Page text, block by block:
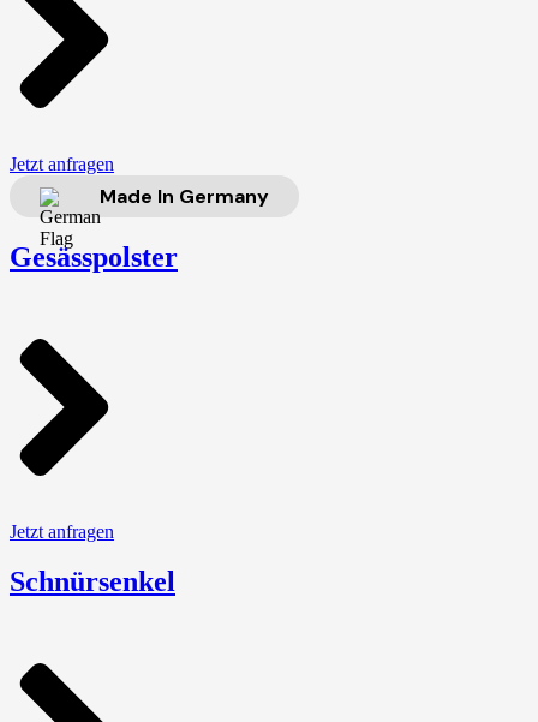
Jetzt anfragen
Made In Germany
Gesässpolster
Jetzt anfragen
Schnürsenkel